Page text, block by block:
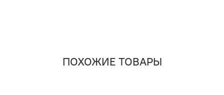
ПОХОЖИЕ ТОВАРЫ